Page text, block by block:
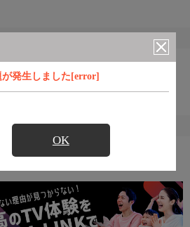
が発生しました[error]
OK
め番組